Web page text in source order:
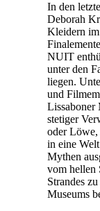
In den
Deborah
Kleidern
NUIT
unter den
liegen.
und
Lissaboner
stetiger
oder Löwe,
in eine
Mythen
vom hellen
Strandes
Museums